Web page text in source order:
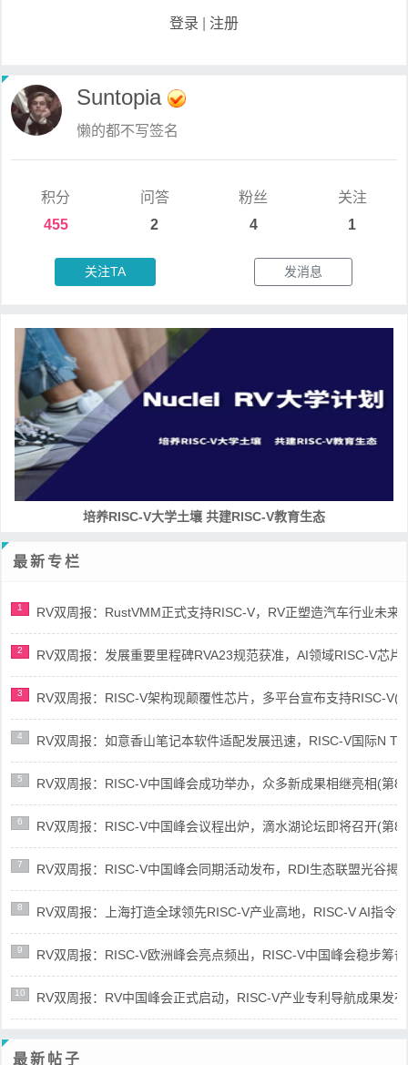
登录 注册
Suntopia
懒的都不写签名
积分
455
问答
2
粉丝
4
关注
1
关注TA 发消息
RISC-V处理器设计系列课程
最新专栏
1 RV双周报：RustVMM正式支持RISC-V，RV正塑造汽车行业未来
2 RV双周报：发展重要里程碑RVA23规范获准，AI领域RISC-V芯
3 RV双周报：RISC-V架构现颠覆性芯片，多平台宣布支持RISC-V(
4 RV双周报：如意香山笔记本软件适配发展迅速，RISC-V国际N
5 RV双周报：RISC-V中国峰会成功举办，众多新成果相继亮相(第
6 RV双周报：RISC-V中国峰会议程出炉，滴水湖论坛即将召开(第
7 RV双周报：RISC-V中国峰会同期活动发布，RDI生态联盟光谷揭
8 RV双周报：上海打造全球领先RISC-V产业高地，RISC-V AI指令
9 RV双周报：RISC-V欧洲峰会亮点频出，RISC-V中国峰会稳步筹
10 RV双周报：RV中国峰会正式启动，RISC-V产业专利导航成果发
最新帖子